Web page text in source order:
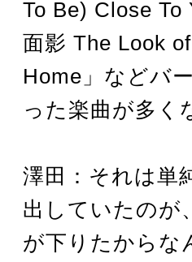
To Be) Close To
面影 The Look
Home」などバ
った楽曲が多く
澤田：それは単
出していたのが
が下りたからな